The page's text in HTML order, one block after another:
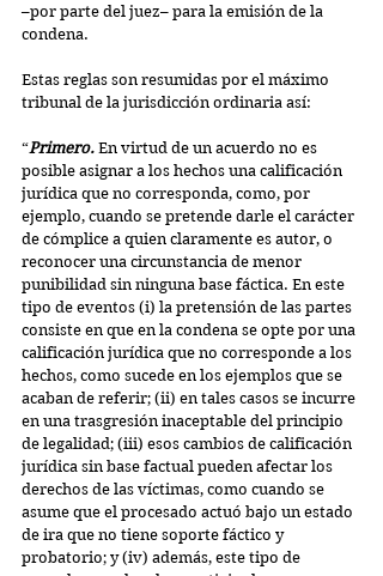
–por parte del juez– para la emisión de la
condena.
Estas reglas son resumidas por el máximo
tribunal de la jurisdicción ordinaria así:
“Primero. En virtud de un acuerdo no es
posible asignar a los hechos una calificación
jurídica que no corresponda, como, por
ejemplo, cuando se pretende darle el carácter
de cómplice a quien claramente es autor, o
reconocer una circunstancia de menor
punibilidad sin ninguna base fáctica. En este
tipo de eventos (i) la pretensión de las partes
consiste en que en la condena se opte por una
calificación jurídica que no corresponde a los
hechos, como sucede en los ejemplos que se
acaban de referir; (ii) en tales casos se incurre
en una trasgresión inaceptable del principio
de legalidad; (iii) esos cambios de calificación
jurídica sin base factual pueden afectar los
derechos de las víctimas, como cuando se
asume que el procesado actuó bajo un estado
de ira que no tiene soporte fáctico y
probatorio; y (iv) además, este tipo de